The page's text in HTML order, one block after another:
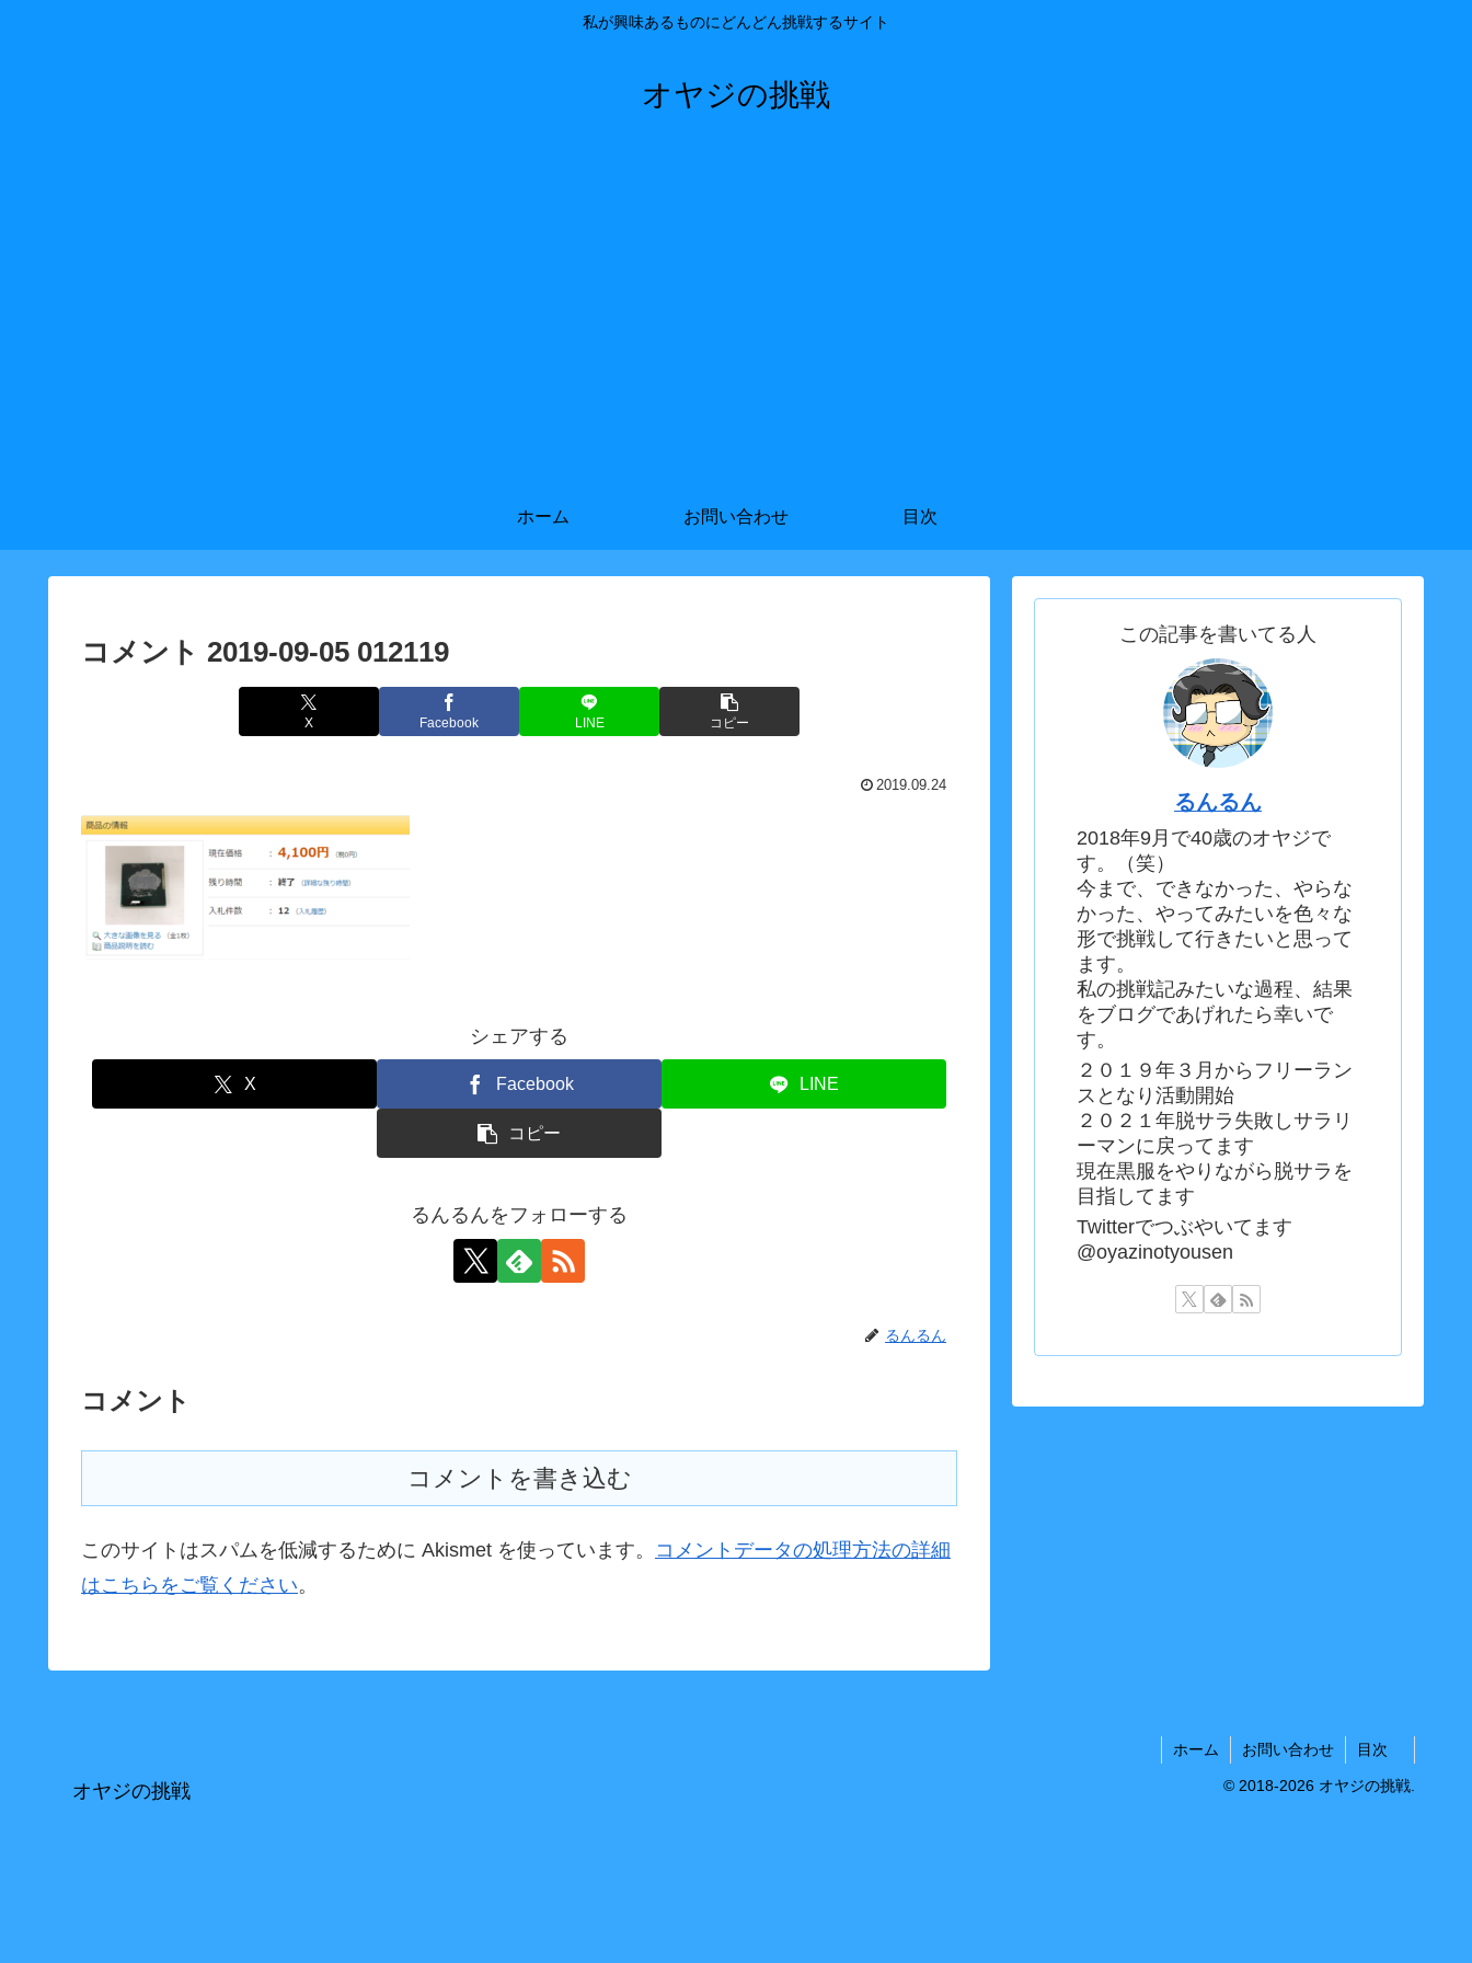
私が興味あるものにどんどん挑戦するサイト
オヤジの挑戦
ホーム お問い合わせ 目次
コメント 2019-09-05 012119
X Facebook LINE コピー
2019.09.24
シェアする
X Facebook LINE
コピー
るんるんをフォローする
るんるん
コメント
コメントを書き込む
このサイトはスパムを低減するために Akismet を使っています。 コメントデータの処理方法の詳細
はこちらをご覧ください。
この記事を書いてる人
るんるん
2018年9月で40歳のオヤジで
す。（笑）
今まで、できなかった、やらな
かった、やってみたいを色々な
形で挑戦して行きたいと思って
ます。
私の挑戦記みたいな過程、結果
をブログであげれたら幸いで
す。
２０１９年３月からフリーラン
スとなり活動開始
２０２１年脱サラ失敗しサラリ
ーマンに戻ってます
現在黒服をやりながら脱サラを
目指してます
Twitterでつぶやいてます
@oyazinotyousen
オヤジの挑戦
ホーム お問い合わせ 目次
© 2018-2026 オヤジの挑戦.